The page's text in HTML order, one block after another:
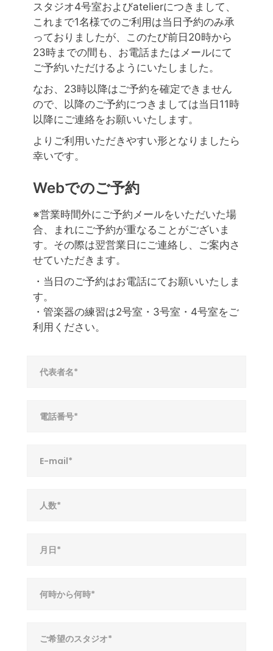
スタジオ4号室およびatelierにつきまして、
これまで1名様でのご利用は当日予約のみ承
っておりましたが、このたび前日20時から
23時までの間も、お電話またはメールにて
ご予約いただけるようにいたしました。
なお、23時以降はご予約を確定できません
ので、以降のご予約につきましては当日11時
以降にご連絡をお願いいたします。
よりご利用いただきやすい形となりましたら
幸いです。
Webでのご予約
※営業時間外にご予約メールをいただいた場
合、まれにご予約が重なることがございま
す。その際は翌営業日にご連絡し、ご案内さ
せていただきます。
・当日のご予約はお電話にてお願いいたしま
す。
・管楽器の練習は2号室・3号室・4号室をご
利用ください。